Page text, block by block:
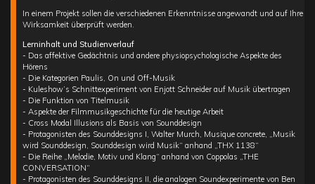
In einem Projekt sollen die verschiedenen Erkenntnisse angewandt und auf Ihre
Wirksamkeit überprüft werden.
Lerninhalt und Studienverlauf
- Das affektive Gedächtnis und andere physiopsychologische Aspekte des
Hörens
- Die Kategorien Paulis, On und Off-Musik
- Kuleshow’s Schnittexperiment von Enjott Schneider auf Musik übertragen
- Die Funktion von Titelmusik
- Aspekte der Filmmusikgeschichte für die heutige Arbeit
- Cross Modal Illusions als Basis von Sounddesign
- Protagonisten des Sounddesigns I, Walter Murch, Musique concrete, „Musik
wird Sounddesign, Sounddesign wird Musik“ anhand „THX 1138“
- Die Reihe „Melodie, Motiv und Klang“ anhand von Coppolas „THE
CONVERSATION“
- Protagonisten des Sounddesigns II, die analogen Soundexperimente von Ben